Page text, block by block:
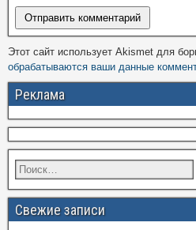
Этот сайт использует Akismet для
обрабатываются ваши данные
Реклама
Свежие записи